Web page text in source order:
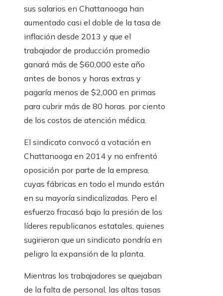
sus salarios en Chattanooga han
aumentado casi el doble de la tasa de
inflación desde 2013 y que el
trabajador de producción promedio
ganará más de $60,000 este año
antes de bonos y horas extras y
pagaría menos de $2,000 en primas
para cubrir más de 80 horas. por ciento
de los costos de atención médica.
El sindicato convocó a votación en
Chattanooga en 2014 y no enfrentó
oposición por parte de la empresa,
cuyas fábricas en todo el mundo están
en su mayoría sindicalizadas. Pero el
esfuerzo fracasó bajo la presión de los
líderes republicanos estatales, quienes
sugirieron que un sindicato pondría en
peligro la expansión de la planta.
Mientras los trabajadores se quejaban
de la falta de personal, las altas tasas